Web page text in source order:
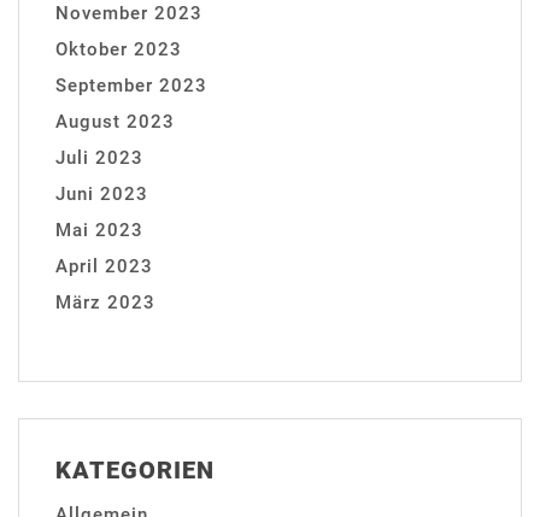
November 2023
Oktober 2023
September 2023
August 2023
Juli 2023
Juni 2023
Mai 2023
April 2023
März 2023
KATEGORIEN